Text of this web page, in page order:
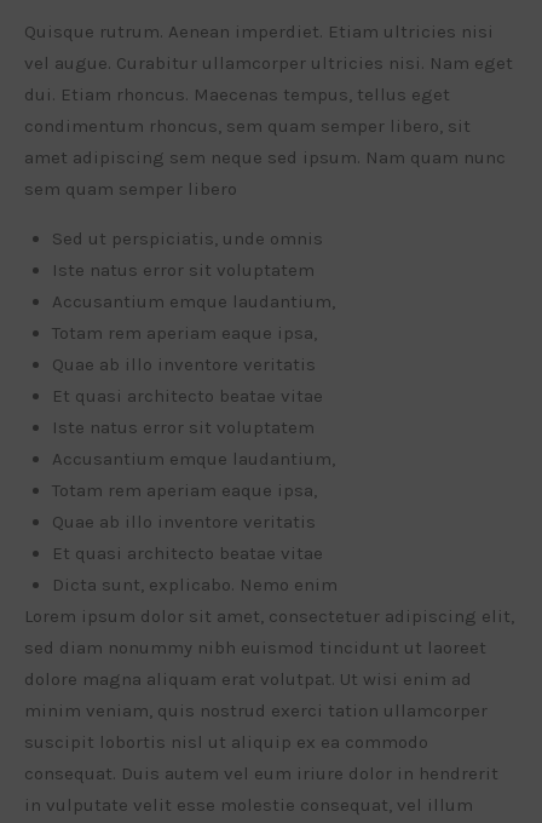
Quisque rutrum. Aenean imperdiet. Etiam ultricies nisi
vel augue. Curabitur ullamcorper ultricies nisi. Nam eget
dui. Etiam rhoncus. Maecenas tempus, tellus eget
condimentum rhoncus, sem quam semper libero, sit
amet adipiscing sem neque sed ipsum. Nam quam nunc
sem quam semper libero
Sed ut perspiciatis, unde omnis
Iste natus error sit voluptatem
Accusantium emque laudantium,
Totam rem aperiam eaque ipsa,
Quae ab illo inventore veritatis
Et quasi architecto beatae vitae
Iste natus error sit voluptatem
Accusantium emque laudantium,
Totam rem aperiam eaque ipsa,
Quae ab illo inventore veritatis
Et quasi architecto beatae vitae
Dicta sunt, explicabo. Nemo enim
Lorem ipsum dolor sit amet, consectetuer adipiscing elit,
sed diam nonummy nibh euismod tincidunt ut laoreet
dolore magna aliquam erat volutpat. Ut wisi enim ad
minim veniam, quis nostrud exerci tation ullamcorper
suscipit lobortis nisl ut aliquip ex ea commodo
consequat. Duis autem vel eum iriure dolor in hendrerit
in vulputate velit esse molestie consequat, vel illum